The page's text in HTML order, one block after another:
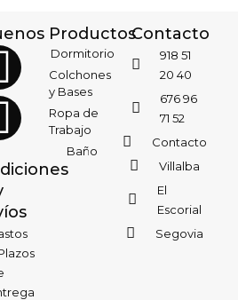
Productos
Dormitorio
Colchones
y Bases
Ropa de
Trabajo
Baño
Contacto
918 51
20 40
676 96
71 52
Contacto
Villalba
El
Escorial
Segovia